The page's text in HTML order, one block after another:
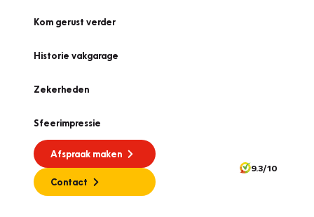
Kom gerust verder
Historie vakgarage
Zekerheden
Sfeerimpressie
Afspraak maken
Contact
9.3/10